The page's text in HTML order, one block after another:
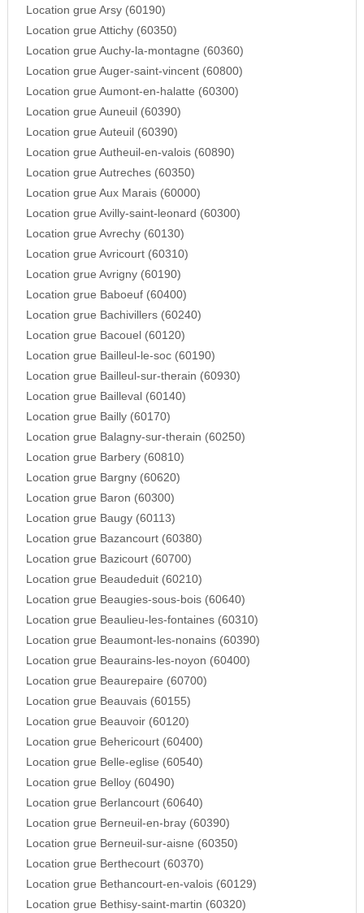
Location grue Arsy (60190)
Location grue Attichy (60350)
Location grue Auchy-la-montagne (60360)
Location grue Auger-saint-vincent (60800)
Location grue Aumont-en-halatte (60300)
Location grue Auneuil (60390)
Location grue Auteuil (60390)
Location grue Autheuil-en-valois (60890)
Location grue Autreches (60350)
Location grue Aux Marais (60000)
Location grue Avilly-saint-leonard (60300)
Location grue Avrechy (60130)
Location grue Avricourt (60310)
Location grue Avrigny (60190)
Location grue Baboeuf (60400)
Location grue Bachivillers (60240)
Location grue Bacouel (60120)
Location grue Bailleul-le-soc (60190)
Location grue Bailleul-sur-therain (60930)
Location grue Bailleval (60140)
Location grue Bailly (60170)
Location grue Balagny-sur-therain (60250)
Location grue Barbery (60810)
Location grue Bargny (60620)
Location grue Baron (60300)
Location grue Baugy (60113)
Location grue Bazancourt (60380)
Location grue Bazicourt (60700)
Location grue Beaudeduit (60210)
Location grue Beaugies-sous-bois (60640)
Location grue Beaulieu-les-fontaines (60310)
Location grue Beaumont-les-nonains (60390)
Location grue Beaurains-les-noyon (60400)
Location grue Beaurepaire (60700)
Location grue Beauvais (60155)
Location grue Beauvoir (60120)
Location grue Behericourt (60400)
Location grue Belle-eglise (60540)
Location grue Belloy (60490)
Location grue Berlancourt (60640)
Location grue Berneuil-en-bray (60390)
Location grue Berneuil-sur-aisne (60350)
Location grue Berthecourt (60370)
Location grue Bethancourt-en-valois (60129)
Location grue Bethisy-saint-martin (60320)